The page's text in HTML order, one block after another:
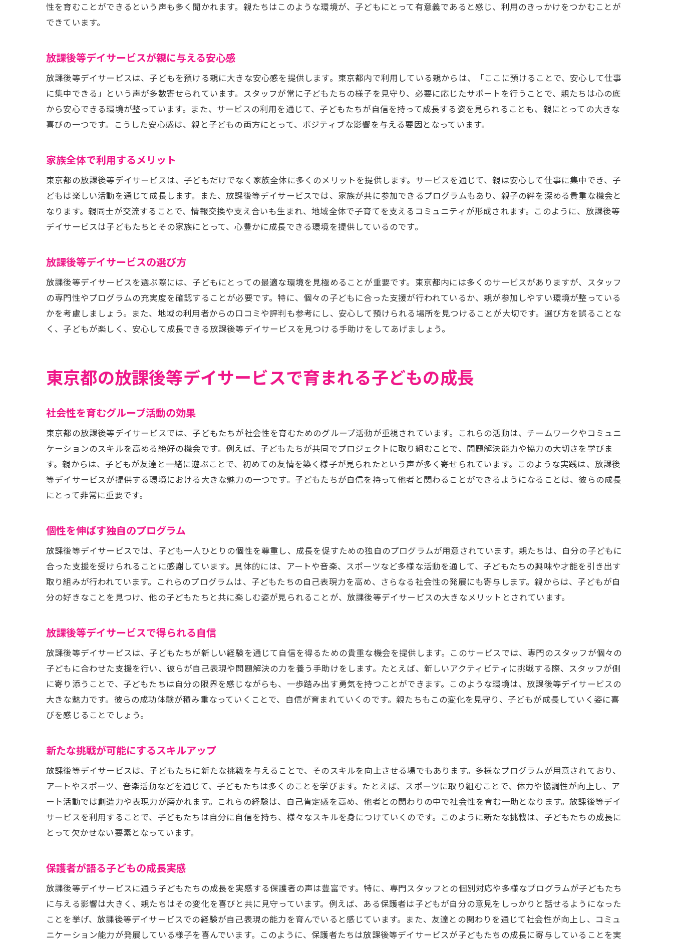
子どもに合った対応で成長をサポート
子どもたちが挑戦する喜びを実感する放課後等デイサービス
新しいことに挑戦するサポート体制
放課後等デイサービスでの成功体験
チャレンジが子どもに与える自信
東京都の放課後等デイサービスが目指す目標
親たちの声から見える放課後等デイサービスの真価
実際の利用者が語る満足度
親の声を活かしたサービス向上
利用前後の変化を語るリアルな声
東京都の放課後等デイサービスがもたらす未来への一歩
未来に向けたスキルと経験の積み重ね
東京都の放課後等デイサービスの今後の展望
親たちが選ぶ放課後等デイサービスの理由
選ばれる理由：親たちの声から探る
放課後等デイサービスが提供する多様なプログラム
親たちの期待と満足を高める工夫
性を育むことができるという声も多く聞かれます。親たちはこのような環境が、子どもにとって有意義であると感じ、利用のきっかけをつかむことが
できています。
放課後等デイサービスが親に与える安心感
放課後等デイサービスは、子どもを預ける親に大きな安心感を提供します。東京都内で利用している親からは、「ここに預けることで、安心して仕事
に集中できる」という声が多数寄せられています。スタッフが常に子どもたちの様子を見守り、必要に応じたサポートを行うことで、親たちは心の底
から安心できる環境が整っています。また、サービスの利用を通じて、子どもたちが自信を持って成長する姿を見られることも、親にとっての大きな
喜びの一つです。こうした安心感は、親と子どもの両方にとって、ポジティブな影響を与える要因となっています。
家族全体で利用するメリット
東京都の放課後等デイサービスは、子どもだけでなく家族全体に多くのメリットを提供します。サービスを通じて、親は安心して仕事に集中でき、子
どもは楽しい活動を通じて成長します。また、放課後等デイサービスでは、家族が共に参加できるプログラムもあり、親子の絆を深める貴重な機会と
なります。親同士が交流することで、情報交換や支え合いも生まれ、地域全体で子育てを支えるコミュニティが形成されます。このように、放課後等
デイサービスは子どもたちとその家族にとって、心豊かに成長できる環境を提供しているのです。
放課後等デイサービスの選び方
放課後等デイサービスを選ぶ際には、子どもにとっての最適な環境を見極めることが重要です。東京都内には多くのサービスがありますが、スタッフ
の専門性やプログラムの充実度を確認することが必要です。特に、個々の子どもに合った支援が行われているか、親が参加しやすい環境が整っている
かを考慮しましょう。また、地域の利用者からの口コミや評判も参考にし、安心して預けられる場所を見つけることが大切です。選び方を誤ることな
く、子どもが楽しく、安心して成長できる放課後等デイサービスを見つける手助けをしてあげましょう。
東京都の放課後等デイサービスで育まれる子どもの成長
社会性を育むグループ活動の効果
東京都の放課後等デイサービスでは、子どもたちが社会性を育むためのグループ活動が重視されています。これらの活動は、チームワークやコミュニ
ケーションのスキルを高める絶好の機会です。例えば、子どもたちが共同でプロジェクトに取り組むことで、問題解決能力や協力の大切さを学びま
す。親からは、子どもが友達と一緒に遊ぶことで、初めての友情を築く様子が見られたという声が多く寄せられています。このような実践は、放課後
等デイサービスが提供する環境における大きな魅力の一つです。子どもたちが自信を持って他者と関わることができるようになることは、彼らの成長
にとって非常に重要です。
個性を伸ばす独自のプログラム
放課後等デイサービスでは、子ども一人ひとりの個性を尊重し、成長を促すための独自のプログラムが用意されています。親たちは、自分の子どもに
合った支援を受けられることに感謝しています。具体的には、アートや音楽、スポーツなど多様な活動を通して、子どもたちの興味や才能を引き出す
取り組みが行われています。これらのプログラムは、子どもたちの自己表現力を高め、さらなる社会性の発展にも寄与します。親からは、子どもが自
分の好きなことを見つけ、他の子どもたちと共に楽しむ姿が見られることが、放課後等デイサービスの大きなメリットとされています。
放課後等デイサービスで得られる自信
放課後等デイサービスは、子どもたちが新しい経験を通じて自信を得るための貴重な機会を提供します。このサービスでは、専門のスタッフが個々の
子どもに合わせた支援を行い、彼らが自己表現や問題解決の力を養う手助けをします。たとえば、新しいアクティビティに挑戦する際、スタッフが側
に寄り添うことで、子どもたちは自分の限界を感じながらも、一歩踏み出す勇気を持つことができます。このような環境は、放課後等デイサービスの
大きな魅力です。彼らの成功体験が積み重なっていくことで、自信が育まれていくのです。親たちもこの変化を見守り、子どもが成長していく姿に喜
びを感じることでしょう。
新たな挑戦が可能にするスキルアップ
放課後等デイサービスは、子どもたちに新たな挑戦を与えることで、そのスキルを向上させる場でもあります。多様なプログラムが用意されており、
アートやスポーツ、音楽活動などを通じて、子どもたちは多くのことを学びます。たとえば、スポーツに取り組むことで、体力や協調性が向上し、ア
ート活動では創造力や表現力が磨かれます。これらの経験は、自己肯定感を高め、他者との関わりの中で社会性を育む一助となります。放課後等デイ
サービスを利用することで、子どもたちは自分に自信を持ち、様々なスキルを身につけていくのです。このように新たな挑戦は、子どもたちの成長に
とって欠かせない要素となっています。
保護者が語る子どもの成長実感
放課後等デイサービスに通う子どもたちの成長を実感する保護者の声は豊富です。特に、専門スタッフとの個別対応や多様なプログラムが子どもたち
に与える影響は大きく、親たちはその変化を喜びと共に見守っています。例えば、ある保護者は子どもが自分の意見をしっかりと話せるようになった
ことを挙げ、放課後等デイサービスでの経験が自己表現の能力を育んでいると感じています。また、友達との関わりを通じて社会性が向上し、コミュ
ニケーション能力が発展している様子を喜んでいます。このように、保護者たちは放課後等デイサービスが子どもたちの成長に寄与していることを実